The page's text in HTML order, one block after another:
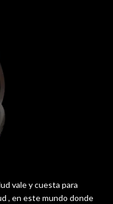
vale y cuesta para
, en este mundo donde